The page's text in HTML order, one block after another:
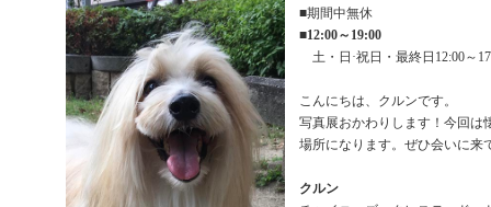
■期間中無休
■12:00～19:00
土・日·祝日・最終日12:00～
こんにちは、クルンです。
写真展おかわりします！今回は
場所になります。ぜひ会いに来
クルン